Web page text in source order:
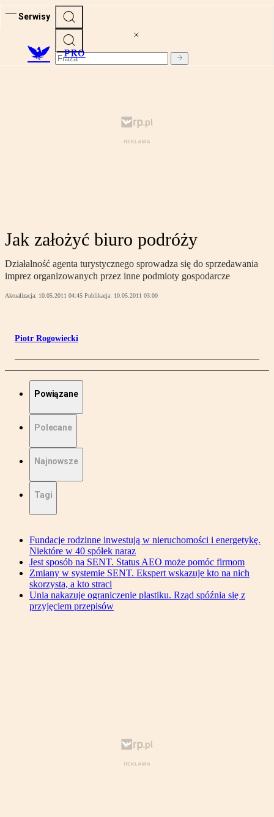
Serwisy
PRO
Jak założyć biuro podróży
Działalność agenta turystycznego sprowadza się do sprzedawania
imprez organizowanych przez inne podmioty gospodarcze
Aktualizacja: 10.05.2011 04:45 Publikacja: 10.05.2011 03:00
Piotr Rogowiecki
Powiązane
Polecane
Najnowsze
Tagi
Fundacje rodzinne inwestują w nieruchomości i energetykę.
Niektóre w 40 spółek naraz
Jest sposób na SENT. Status AEO może pomóc firmom
Zmiany w systemie SENT. Ekspert wskazuje kto na nich
skorzysta, a kto straci
Unia nakazuje ograniczenie plastiku. Rząd spóźnia się z
przyjęciem przepisów